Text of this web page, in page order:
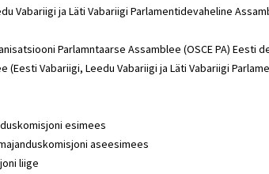
Vabariigi ja Läti Vabariigi Parlamentidevaheline
Parlamntaarse Assamblee (OSCE PA) Eesti
(Eesti Vabariigi, Leedu Vabariigi ja Läti Vabariigi
esimees
aseesimees
liige